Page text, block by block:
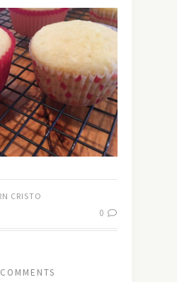
CRISTO
0